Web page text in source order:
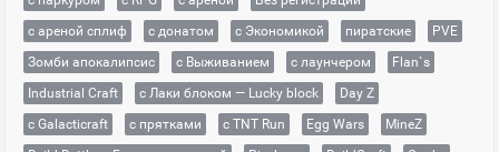
с ареной сплиф
с донатом с Экономикой пиратские
PVE
Зомби апокалипсис
с Выживанием с лаунчером
Flan`s
Industrial Craft
с Лаки блоком — Lucky block
Day Z
с Galacticraft
с прятками с TNT Run Egg Wars
MineZ